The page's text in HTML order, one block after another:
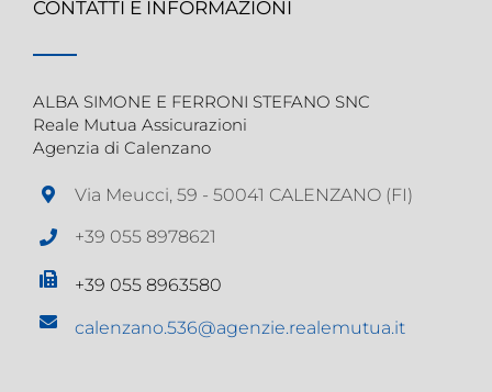
CONTATTI E INFORMAZIONI
ALBA SIMONE E FERRONI STEFANO SNC
Reale Mutua Assicurazioni
Agenzia di Calenzano
Via Meucci, 59 - 50041 CALENZANO (FI)
+39 055 8978621
+39 055 8963580
calenzano.536@agenzie.realemutua.it